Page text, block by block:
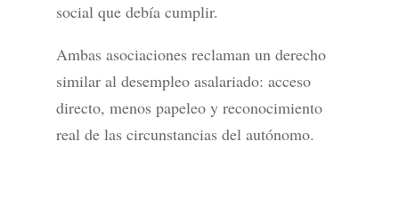
social que debía cumplir.
Ambas asociaciones reclaman un derecho
similar al desempleo asalariado: acceso
directo, menos papeleo y reconocimiento
real de las circunstancias del autónomo.